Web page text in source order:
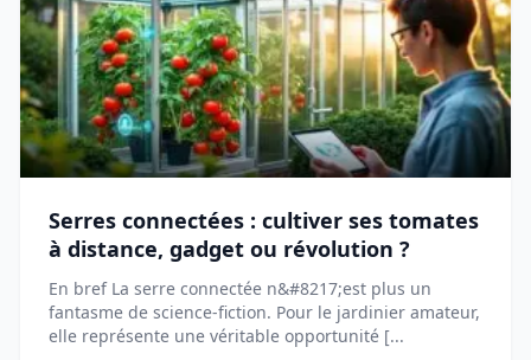
Serres connectées : cultiver ses tomates
à distance, gadget ou révolution ?
En bref La serre connectée n&#8217;est plus un
fantasme de science-fiction. Pour le jardinier amateur,
elle représente une véritable opportunité [...